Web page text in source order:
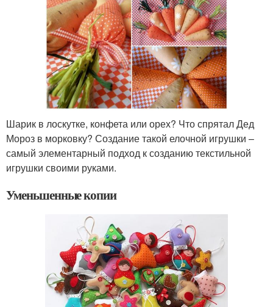
Шарик в лоскутке, конфета или орех? Что спрятал Дед
Мороз в морковку? Создание такой елочной игрушки –
самый элементарный подход к созданию текстильной
игрушки своими руками.
Уменьшенные копии